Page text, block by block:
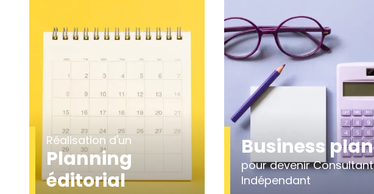
Réalisation d'un
Planning
éditorial
Business plan
pour devenir Consultant
Indépendant